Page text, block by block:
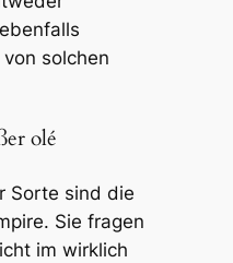
solchen
olé
Sorte sind die
Sie fragen
im wirklich